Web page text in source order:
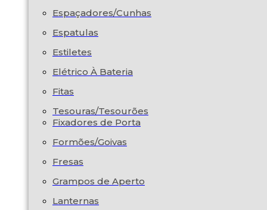
Espaçadores/Cunhas
Espatulas
Estiletes
Elétrico À Bateria
Fitas
Tesouras/Tesourões
Fixadores de Porta
Formões/Goivas
Fresas
Grampos de Aperto
Lanternas